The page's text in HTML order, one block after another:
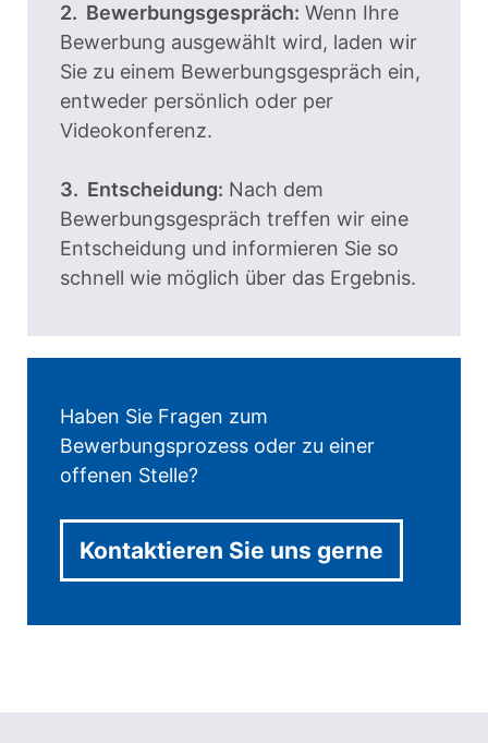
2. Bewerbungsgespräch: Wenn Ihre
Bewerbung ausgewählt wird, laden wir
Sie zu einem Bewerbungsgespräch ein,
entweder persönlich oder per
Videokonferenz.
3. Entscheidung: Nach dem
Bewerbungsgespräch treffen wir eine
Entscheidung und informieren Sie so
schnell wie möglich über das Ergebnis.
Haben Sie Fragen zum
Bewerbungsprozess oder zu einer
offenen Stelle?
Kontaktieren Sie uns gerne